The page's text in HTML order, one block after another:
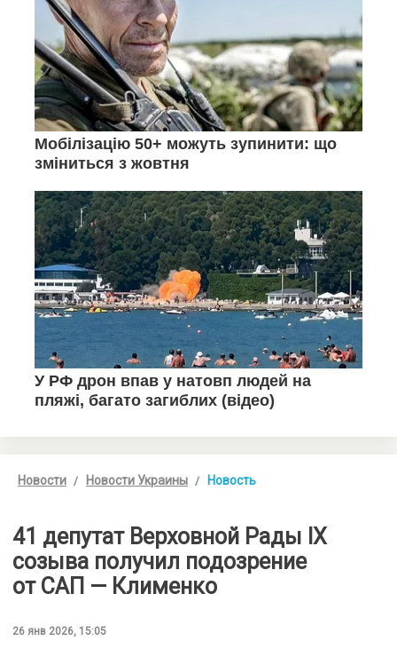
Новости Новости Украины Новость
41 депутат Верховной Рады IX
созыва получил подозрение
от САП — Клименко
26 янв 2026, 15:05